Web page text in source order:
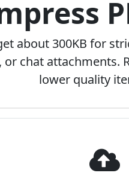
about 300KB for
or chat attachments.
lower quality